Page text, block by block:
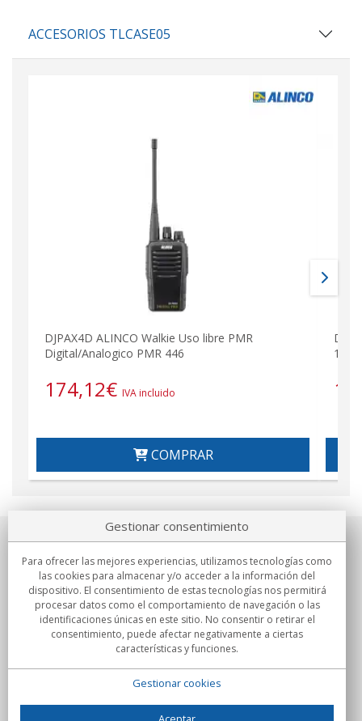
ACCESORIOS TLCASE05
DJPAX4D ALINCO Walkie Uso libre PMR
Digital/Analogico PMR 446
174,12€ IVA incluido
COMPRAR
DJ-
174
Sobre nosotros
Compromisos
Compras
Gestionar consentimiento
Para ofrecer las mejores experiencias, utilizamos tecnologías como
las cookies para almacenar y/o acceder a la información del
dispositivo. El consentimiento de estas tecnologías nos permitirá
procesar datos como el comportamiento de navegación o las
identificaciones únicas en este sitio. No consentir o retirar el
consentimiento, puede afectar negativamente a ciertas
características y funciones.
Gestionar cookies